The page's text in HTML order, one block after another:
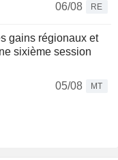
06/08
RE
gains régionaux et
sixième session
05/08
MT